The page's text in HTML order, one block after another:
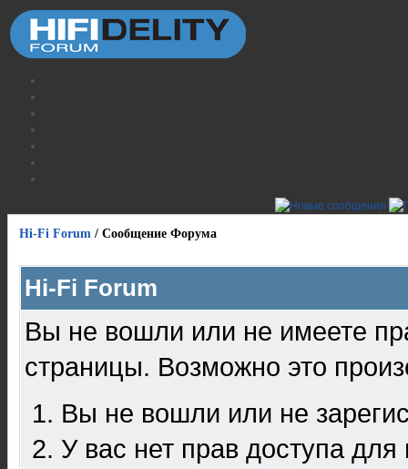
Hi-Fi Forum / Сообщение Форума
Hi-Fi Forum
Вы не вошли или не имеете
страницы. Возможно это
Вы не вошли или не
У вас нет прав доступа